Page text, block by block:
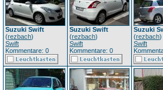
Suzuki Swift
(rezbach)
Swift
Kommentare: 0
Suzuki Swift
(rezbach)
Swift
Kommentare: 0
Suzuki
(rezbach)
Swift